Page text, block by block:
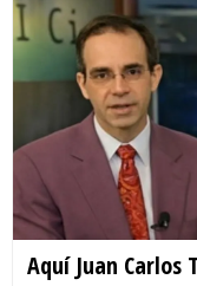
Aquí Juan Carlos